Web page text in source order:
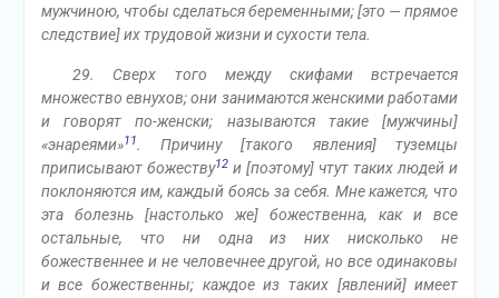
мужчиною, чтобы сделаться беременными; [это — прямое
следствие] их трудовой жизни и сухости тела.
29. Сверх того между скифами встречается
множество евнухов; они занимаются женскими работами
и говорят по-женски; называются такие [мужчины]
«энареями»11. Причину [такого явления] туземцы
приписывают божеству12и [поэтому] чтут таких людей и
поклоняются им, каждый боясь за себя. Мне кажется, что
эта болезнь [настолько же] божественна, как и все
остальные, что ни одна из них нисколько не
божественнее и не человечнее другой, но все одинаковы
и все божественны; каждое из таких [явлений] имеет